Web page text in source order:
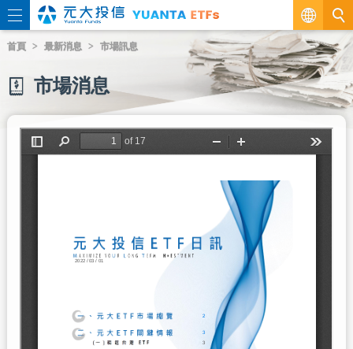
繁
EN
首頁 最新消息 市場訊息
市場消息